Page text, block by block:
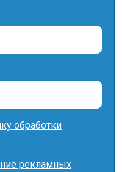
обработки
рекламных